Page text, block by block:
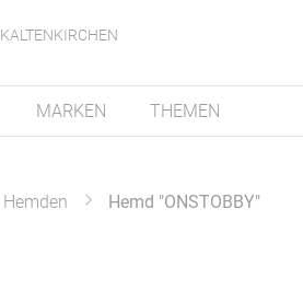
KALTENKIRCHEN
MARKEN THEMEN
Hemden Hemd "ONSTOBBY"